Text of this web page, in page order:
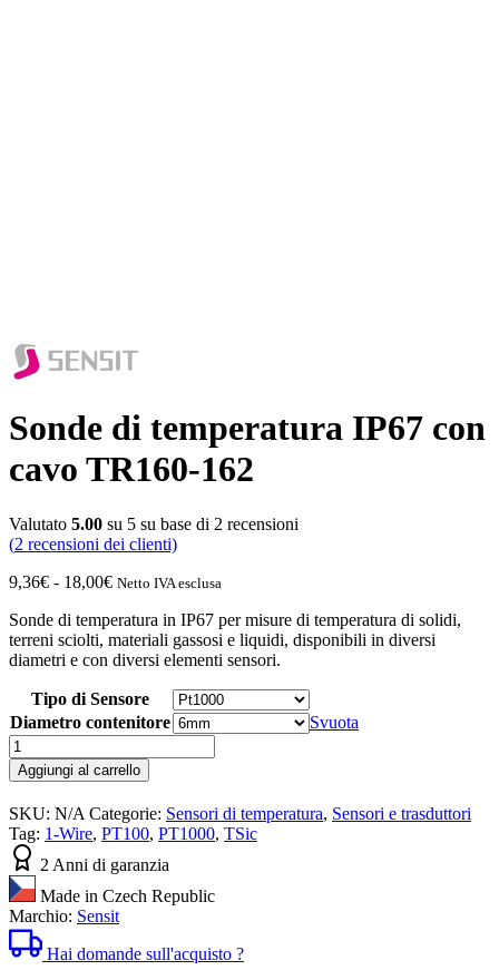
Sonde di temperatura IP67 con
cavo TR160-162
Valutato 5.00 su 5 su base di 2 recensioni
(2 recensioni dei clienti)
9,36€ - 18,00€Fascia
prezzo:
da
9,36€
18,00€
Netto IVA esclusa
Sonde di temperatura in IP67 per misure di temperatura di solidi,
terreni sciolti, materiali gassosi e liquidi, disponibili in diversi
diametri e con diversi elementi sensori.
Tipo di Sensore
Diametro contenitore
Svuota
Sonde
di
temperatura
IP67
con
cavo
TR160-
162
quantità
Aggiungi al carrello
SKU: N/A Categorie: Sensori di temperatura, Sensori e trasduttori
Tag: 1-Wire, PT100, PT1000, TSic
2 Anni di garanzia
Made in Czech Republic
Marchio: Sensit
Hai domande sull'acquisto ?